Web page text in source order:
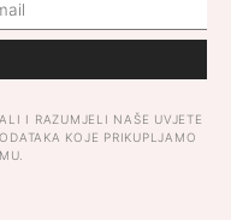
I RAZUMJELI NAŠE UVJETE
KOJE PRIKUPLJAMO